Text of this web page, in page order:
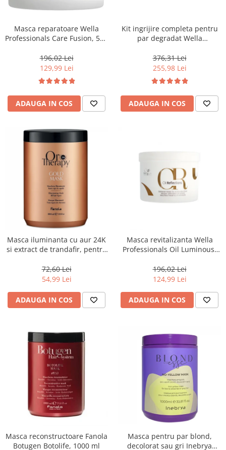
Masca reparatoare Wella
Professionals Care Fusion, 500
196,02 Lei
129,99 Lei
ADAUGA IN COS
Kit ingrijire completa pentru
par degradat Wella
Salon Size
376,31 Lei
255,98 Lei
ADAUGA IN COS
Masca iluminanta cu aur 24K
si extract de trandafir, pentru
Oro Therapy, 1000 ml
72,60 Lei
54,99 Lei
ADAUGA IN COS
Masca revitalizanta Wella
Professionals Oil Luminous,
196,02 Lei
124,99 Lei
ADAUGA IN COS
Masca reconstructoare Fanola
Botugen Botolife, 1000 ml
Masca pentru par blond,
decolorat sau gri Inebrya